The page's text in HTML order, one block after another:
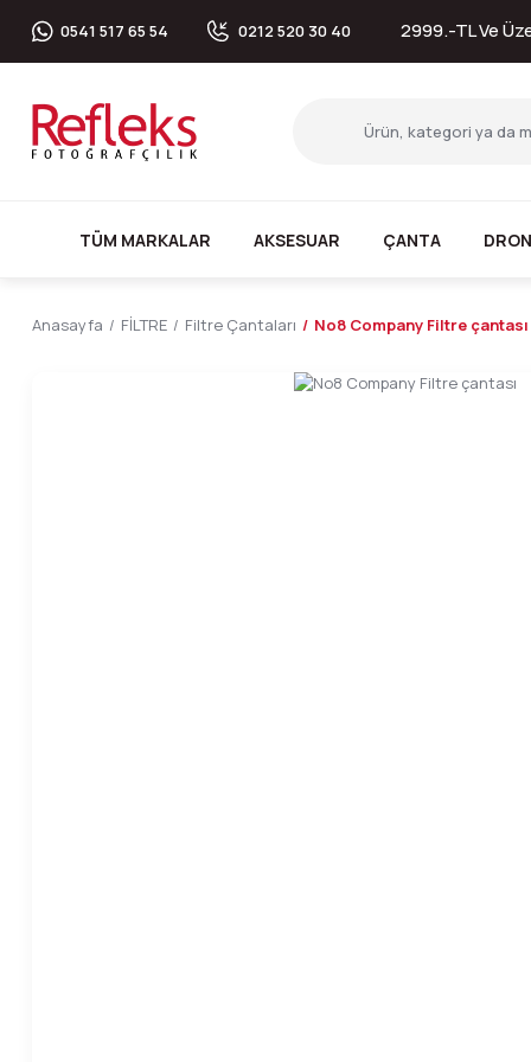
0541 517 65 54 0212 520 30 40 2999.-TL Ve
TÜM MARKALAR AKSESUAR ÇANTA
Anasayfa FİLTRE Filtre Çantaları No8 Company Filtre çantası